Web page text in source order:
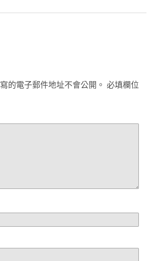
的電子郵件地址不會公開。 必填欄位